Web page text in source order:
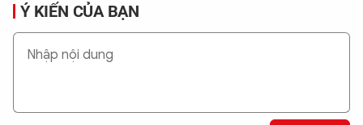
Ý KIẾN CỦA BẠN